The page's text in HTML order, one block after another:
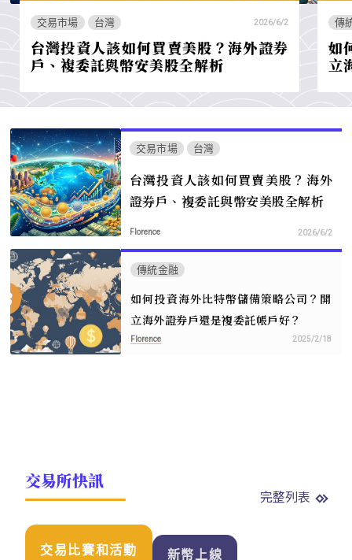
交易市場 台灣 2026/6/2
台灣投資人該如何買賣美股？海外證券
戶、複委託與幣安美股全解析
傳
如
立
交易市場 台灣
台灣投資人該如何買賣美股？海外
證券戶、複委託與幣安美股全解析
Florence 2026/6/2
傳統金融
如何投資海外比特幣儲備策略公司？開
立海外證券戶還是複委託帳戶好？
Florence 2025/2/18
交易所快訊
完整列表
交易比賽和活動 新幣上線